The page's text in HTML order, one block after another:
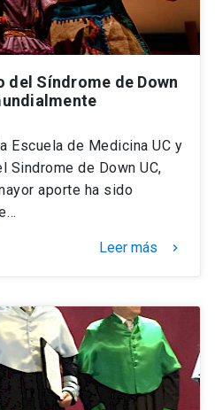
del Síndrome de Down
Escuela de Medicina UC y
Sindrome de Down UC,
aporte ha sido
Leer más keyboard_arrow_right